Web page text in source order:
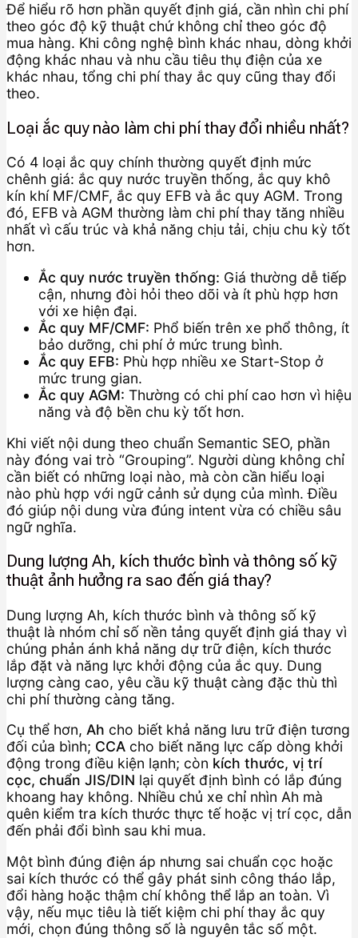
Để hiểu rõ hơn phần quyết định giá, cần nhìn chi phí
theo góc độ kỹ thuật chứ không chỉ theo góc độ
mua hàng. Khi công nghệ bình khác nhau, dòng khởi
động khác nhau và nhu cầu tiêu thụ điện của xe
khác nhau, tổng chi phí thay ắc quy cũng thay đổi
theo.
Loại ắc quy nào làm chi phí thay đổi nhiều nhất?
Có 4 loại ắc quy chính thường quyết định mức
chênh giá: ắc quy nước truyền thống, ắc quy khô
kín khí MF/CMF, ắc quy EFB và ắc quy AGM. Trong
đó, EFB và AGM thường làm chi phí thay tăng nhiều
nhất vì cấu trúc và khả năng chịu tải, chịu chu kỳ tốt
hơn.
Ắc quy nước truyền thống: Giá thường dễ tiếp
cận, nhưng đòi hỏi theo dõi và ít phù hợp hơn
với xe hiện đại.
Ắc quy MF/CMF: Phổ biến trên xe phổ thông, ít
bảo dưỡng, chi phí ở mức trung bình.
Ắc quy EFB: Phù hợp nhiều xe Start-Stop ở
mức trung gian.
Ắc quy AGM: Thường có chi phí cao hơn vì hiệu
năng và độ bền chu kỳ tốt hơn.
Khi viết nội dung theo chuẩn Semantic SEO, phần
này đóng vai trò “Grouping”. Người dùng không chỉ
cần biết có những loại nào, mà còn cần hiểu loại
nào phù hợp với ngữ cảnh sử dụng của mình. Điều
đó giúp nội dung vừa đúng intent vừa có chiều sâu
ngữ nghĩa.
Dung lượng Ah, kích thước bình và thông số kỹ
thuật ảnh hưởng ra sao đến giá thay?
Dung lượng Ah, kích thước bình và thông số kỹ
thuật là nhóm chỉ số nền tảng quyết định giá thay vì
chúng phản ánh khả năng dự trữ điện, kích thước
lắp đặt và năng lực khởi động của ắc quy. Dung
lượng càng cao, yêu cầu kỹ thuật càng đặc thù thì
chi phí thường càng tăng.
Cụ thể hơn, Ah cho biết khả năng lưu trữ điện tương
đối của bình; CCA cho biết năng lực cấp dòng khởi
động trong điều kiện lạnh; còn kích thước, vị trí
cọc, chuẩn JIS/DIN lại quyết định bình có lắp đúng
khoang hay không. Nhiều chủ xe chỉ nhìn Ah mà
quên kiểm tra kích thước thực tế hoặc vị trí cọc, dẫn
đến phải đổi bình sau khi mua.
Một bình đúng điện áp nhưng sai chuẩn cọc hoặc
sai kích thước có thể gây phát sinh công tháo lắp,
đổi hàng hoặc thậm chí không thể lắp an toàn. Vì
vậy, nếu mục tiêu là tiết kiệm chi phí thay ắc quy
mới, chọn đúng thông số là nguyên tắc số một.